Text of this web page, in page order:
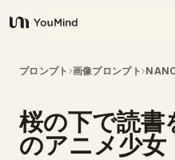
YouMind
概要
ユースケース
プロンプト ›画像プロンプト ›
桜の下で読書
のアニメ少女